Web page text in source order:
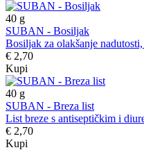
40 g
SUBAN - Bosiljak
Bosiljak za olakšanje
€ 2,70
Kupi
40 g
SUBAN - Breza list
List breze s antiseptičkim i
€ 2,70
Kupi